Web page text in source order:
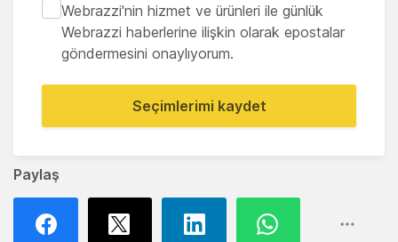
Paylaş
Webrazzi'nin hizmet ve ürünleri ile günlük
Webrazzi haberlerine ilişkin olarak epostalar
göndermesini onaylıyorum.
Seçimlerimi kaydet